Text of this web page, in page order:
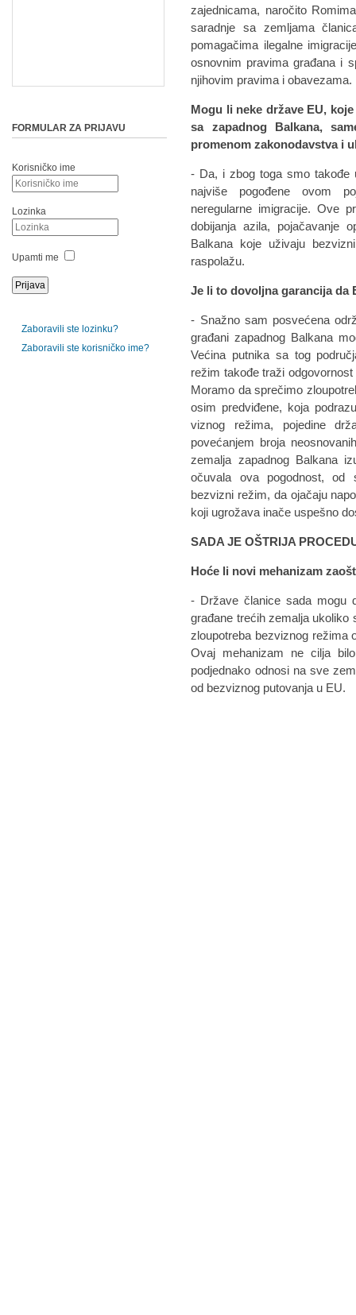
zajednicama, naročito
saradnje sa zemljama
pomagačima ilegalne
osnovnim pravima građana i
njihovim pravima i obavezama.
Mogu li neke države EU,
sa zapadnog Balkana,
promenom zakonodavstva i
- Da, i zbog toga smo takođe
najviše pogođene ovom
neregularne imigracije. Ove
dobijanja azila, pojačavanje
Balkana koje uživaju
raspolažu.
Je li to dovoljna garancija da
- Snažno sam posvećena
građani zapadnog Balkana
Većina putnika sa tog
režim takođe traži
Moramo da sprečimo
osim predviđene, koja
viznog režima, pojedine
povećanjem broja
zemalja zapadnog Balkana
očuvala ova pogodnost, od
bezvizni režim, da ojačaju
koji ugrožava inače uspešno
SADA JE OŠTRIJA
Hoće li novi mehanizam
- Države članice sada mogu
građane trećih zemalja
zloupotreba bezviznog režima
Ovaj mehanizam ne cilja
podjednako odnosi na sve
od bezviznog putovanja u EU.
FORMULAR ZA PRIJAVU
Korisničko ime
Lozinka
Upamti me
Zaboravili ste lozinku?
Zaboravili ste korisničko ime?